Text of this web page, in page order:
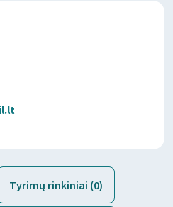
Tyrimų rinkiniai (0)